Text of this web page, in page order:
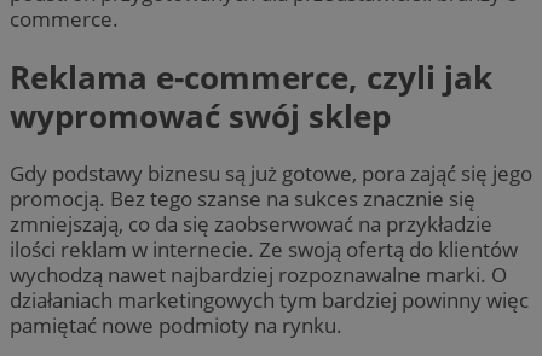
commerce.
Reklama e-commerce, czyli jak
wypromować swój sklep
Gdy podstawy biznesu są już gotowe, pora zająć się jego
promocją. Bez tego szanse na sukces znacznie się
zmniejszają, co da się zaobserwować na przykładzie
ilości reklam w internecie. Ze swoją ofertą do klientów
wychodzą nawet najbardziej rozpoznawalne marki. O
działaniach marketingowych tym bardziej powinny więc
pamiętać nowe podmioty na rynku.